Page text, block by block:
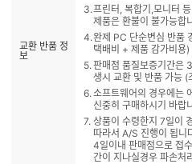
교환 반품 정
보
프린터, 복합기,모니터
제품은 환불이 불가능합
완제 PC 단순변심 반품
택배비 + 제품 감가비용)
판매점 품질보증기간은
생시 교환 및 반품 가능 (
소프트웨어의 경우에는
신중히 구매하시기 바랍
상품이 수령한지 7일이
따라서 A/S 진행이 됩니
4일이내 판매점으로 접
간이 지나실경우 파손처